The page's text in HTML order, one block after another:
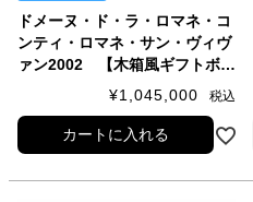
ドメーヌ・ド・ラ・ロマネ・コ
ンティ・ロマネ・サン・ヴィヴ
ァン2002 【木箱風ギフトボッ
¥1,045,000 税込
カートに入れる